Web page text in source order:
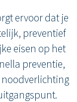
ervoor dat je
preventief
eisen op het
preventie,